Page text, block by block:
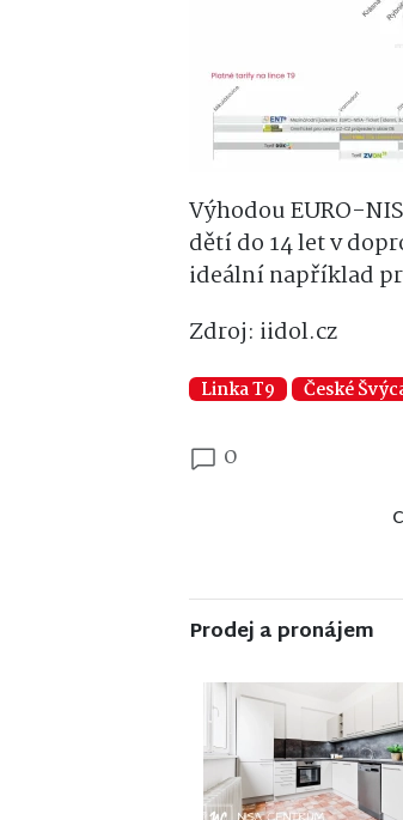
Výhodou EURO-
dětí do 14 let v
ideální například
Zdroj: iidol.cz
Linka T9 České
0
Prodej a pronájem